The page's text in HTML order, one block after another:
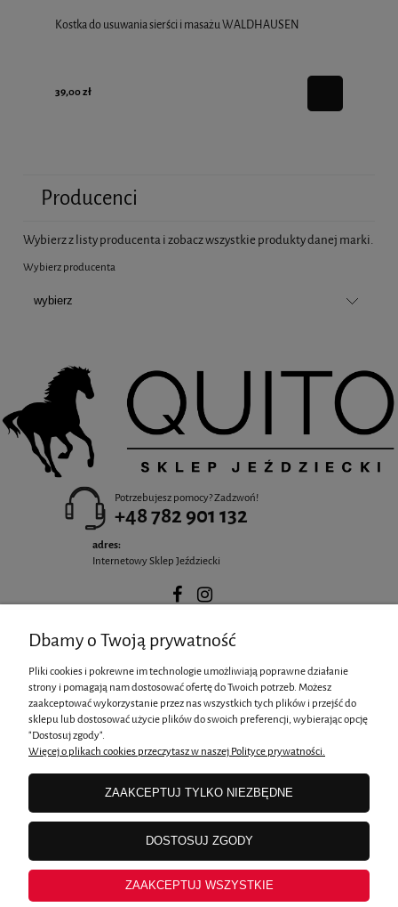
Kostka do usuwania sierści i masażu WALDHAUSEN
39,00 zł
Producenci
Wybierz z listy producenta i zobacz wszystkie produkty danej marki.
Wybierz producenta
Potrzebujesz pomocy? Zadzwoń!
+48 782 901 132
adres:
Internetowy Sklep Jeździecki
MOJE KONTO
PŁATNOŚCI I DOSTAWA
INFORMACJE
O NAS
Dbamy o Twoją prywatność
Pliki cookies i pokrewne im technologie umożliwiają poprawne działanie
strony i pomagają nam dostosować ofertę do Twoich potrzeb. Możesz
zaakceptować wykorzystanie przez nas wszystkich tych plików i przejść do
sklepu lub dostosować użycie plików do swoich preferencji, wybierając opcję
"Dostosuj zgody".
Więcej o plikach cookies przeczytasz w naszej Polityce prywatności.
ZAAKCEPTUJ TYLKO NIEZBĘDNE
DOSTOSUJ ZGODY
ZAAKCEPTUJ WSZYSTKIE